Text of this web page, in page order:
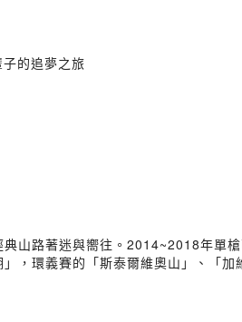
的追夢之旅
山路著迷與嚮往。2014~2018年單
，環義賽的「斯泰爾維奧山」、「加